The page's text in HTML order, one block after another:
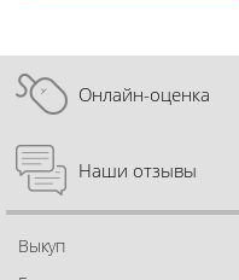
Онлайн-оценка
Наши отзывы
Выкуп